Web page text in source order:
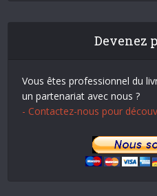
Devenez
Vous êtes professionnel du
un partenariat avec nous ?
- Contactez-nous pour